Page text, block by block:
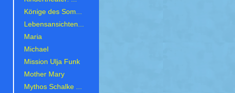
Könige des Som...
Lebensansichten...
Maria
Michael
Mission Ulja Funk
Mother Mary
Mythos Schalke ...